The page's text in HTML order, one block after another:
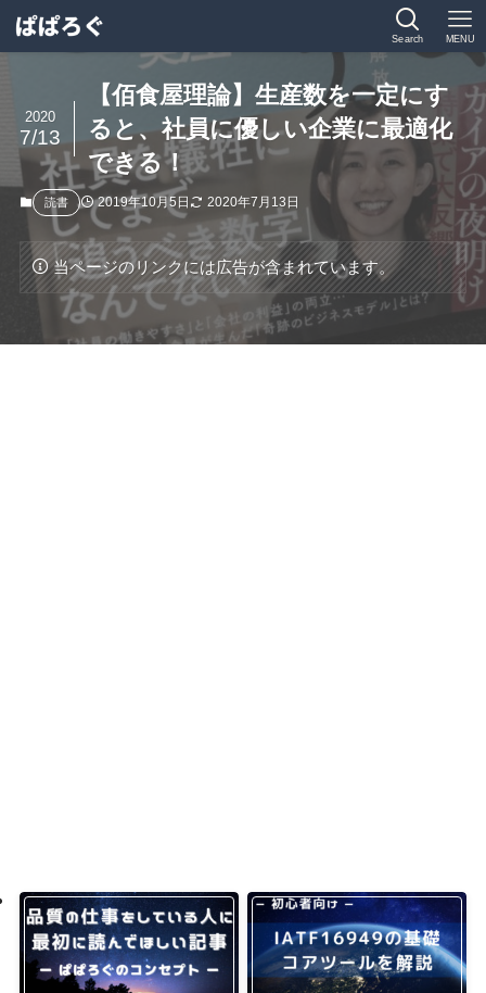
Search MENU
【佰食屋理論】生産数を一定にす
ると、社員に優しい企業に最適化
できる！
2020
7/13
読書 2019年10月5日 2020年7月13日
当ページのリンクには広告が含まれています。